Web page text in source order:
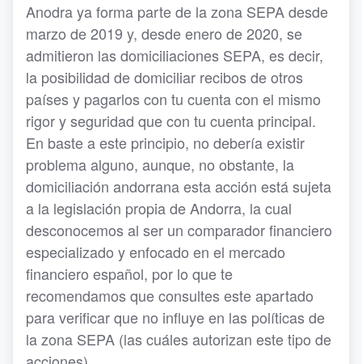
Anodra ya forma parte de la zona SEPA desde
marzo de 2019 y, desde enero de 2020, se
admitieron las domiciliaciones SEPA, es decir,
la posibilidad de domiciliar recibos de otros
países y pagarlos con tu cuenta con el mismo
rigor y seguridad que con tu cuenta principal.
En baste a este principio, no debería existir
problema alguno, aunque, no obstante, la
domiciliación andorrana esta acción está sujeta
a la legislación propia de Andorra, la cual
desconocemos al ser un comparador financiero
especializado y enfocado en el mercado
financiero español, por lo que te
recomendamos que consultes este apartado
para verificar que no influye en las políticas de
la zona SEPA (las cuáles autorizan este tipo de